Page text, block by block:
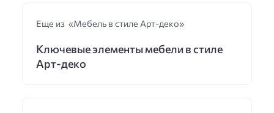
Еще из «Мебель в стиле Арт-деко»
Ключевые элементы мебели в стиле
Арт-деко